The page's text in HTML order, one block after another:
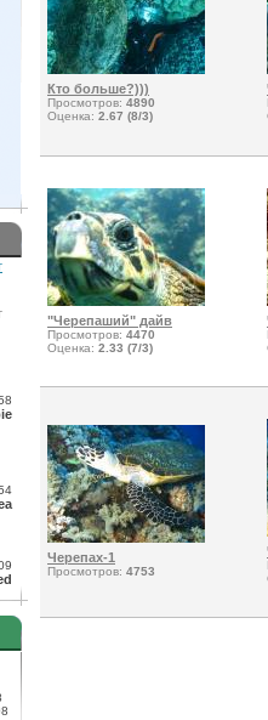
Кто больше?)))
Просмотров: 4890
Оценка: 2.67 (8/3)
"Черепаший" дайв
Просмотров: 4470
Оценка: 2.33 (7/3)
Черепах-1
Просмотров: 4753